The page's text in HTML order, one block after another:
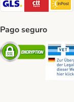
Pago seguro
Security